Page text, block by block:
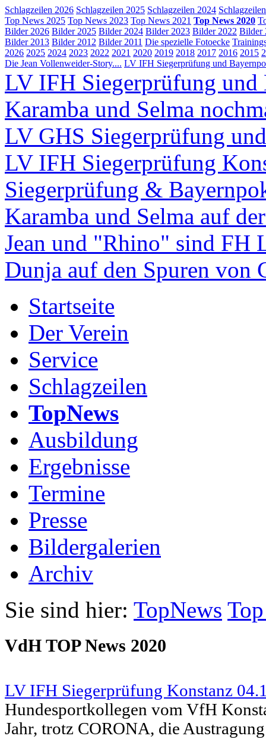
Schlagzeilen 2026 Schlagzeilen 2025 Schlagzeilen 2024
Top News 2025 Top News 2023 Top News 2021 Top News 2020
Bilder 2026 Bilder 2025 Bilder 2024 Bilder 2023 Bilder 2022 Bilder
Bilder 2013 Bilder 2012 Bilder 2011 Die spezielle Fotoecke
2026 2025 2024 2023 2022 2021 2020 2019 2018 2017 2016 2015
Die Jean Vollenweider-Story.... LV IFH Siegerprüfung und
LV IFH Siegerprüfung
Karamba und Selma
LV GHS Siegerprüfung
LV IFH Siegerprüfung
Siegerprüfung &
Karamba und Selma auf
Jean und "Rhino" sind FH
Dunja auf den Spuren von
Startseite
Der Verein
Service
Schlagzeilen
TopNews
Ausbildung
Ergebnisse
Termine
Presse
Bildergalerien
Archiv
Sie sind hier: TopNews
VdH TOP News 2020
LV IFH Siegerprüfung Konstanz
Hundesportkollegen vom VfH
Jahr, trotz CORONA, die